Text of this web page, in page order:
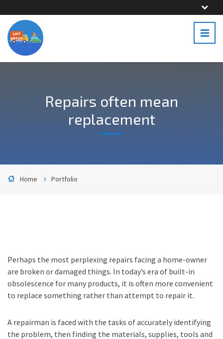
Repairs often mean
replacement
Home Portfolio
Perhaps the most perplexing repairs facing a home-owner
are broken or damaged things. In today’s era of built-in
obsolescence for many products, it is often more convenient
to replace something rather than attempt to repair it.
A repairman is faced with the tasks of accurately identifying
the problem, then finding the materials, supplies, tools and